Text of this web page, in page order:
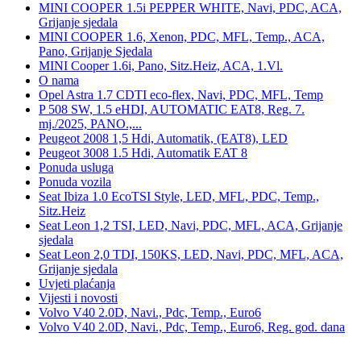
MINI COOPER 1.5i PEPPER WHITE, Navi, PDC, ACA,
Grijanje sjedala
MINI COOPER 1.6, Xenon, PDC, MFL, Temp., ACA,
Pano, Grijanje Sjedala
MINI Cooper 1.6i, Pano, Sitz.Heiz, ACA, 1.Vl.
O nama
Opel Astra 1.7 CDTI eco-flex, Navi, PDC, MFL, Temp
P 508 SW, 1.5 eHDI, AUTOMATIC EAT8, Reg. 7.
mj./2025, PANO.,...
Peugeot 2008 1,5 Hdi, Automatik, (EAT8), LED
Peugeot 3008 1.5 Hdi, Automatik EAT 8
Ponuda usluga
Ponuda vozila
Seat Ibiza 1.0 EcoTSI Style, LED, MFL, PDC, Temp.,
Sitz.Heiz
Seat Leon 1,2 TSI, LED, Navi, PDC, MFL, ACA, Grijanje
sjedala
Seat Leon 2,0 TDI, 150KS, LED, Navi, PDC, MFL, ACA,
Grijanje sjedala
Uvjeti plaćanja
Vijesti i novosti
Volvo V40 2.0D, Navi., Pdc, Temp., Euro6
Volvo V40 2.0D, Navi., Pdc, Temp., Euro6, Reg. god. dana